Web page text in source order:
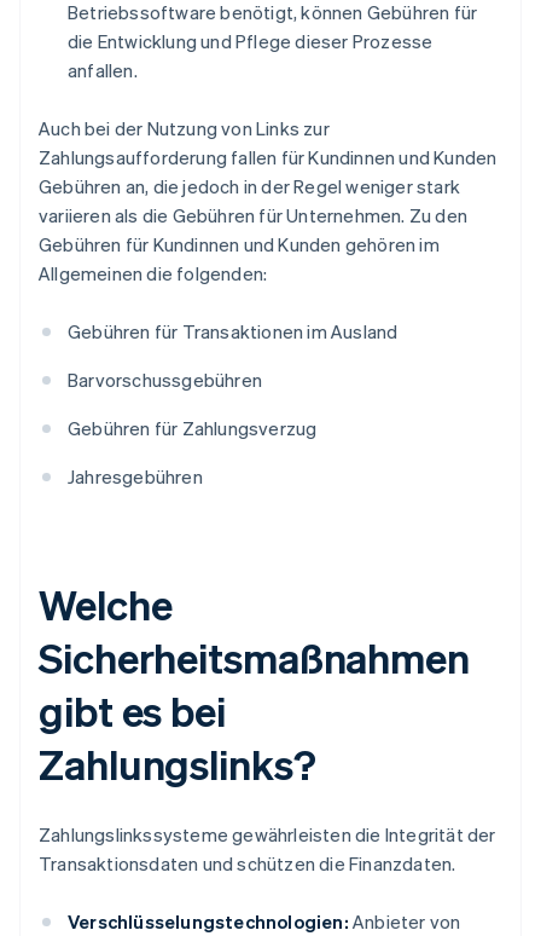
Betriebssoftware benötigt, können Gebühren für
die Entwicklung und Pflege dieser Prozesse
anfallen.
Auch bei der Nutzung von Links zur
Zahlungsaufforderung fallen für Kundinnen und Kunden
Gebühren an, die jedoch in der Regel weniger stark
variieren als die Gebühren für Unternehmen. Zu den
Gebühren für Kundinnen und Kunden gehören im
Allgemeinen die folgenden:
Gebühren für Transaktionen im Ausland
Barvorschussgebühren
Gebühren für Zahlungsverzug
Jahresgebühren
Welche
Sicherheitsmaßnahmen
gibt es bei
Zahlungslinks?
Zahlungslinkssysteme gewährleisten die Integrität der
Transaktionsdaten und schützen die Finanzdaten.
Verschlüsselungstechnologien: Anbieter von